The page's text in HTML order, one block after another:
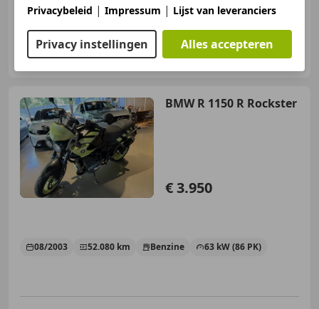
MG Automotive
NL-3261 NE OUD-BEIJERLAND
BMW R 1150 R Rockster
€ 3.950
08/2003 52.080 km Benzine 63 kW (86 PK)
Privacybeleid | Impressum | Lijst van leveranciers
Privacy instellingen Alles accepteren